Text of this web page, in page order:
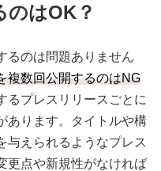
サービスリリース決定
のはOK？
るのは問題ありません
複数回公開するのはNG
るプレスリリースごとに
あります。タイトルや構
与えられるようなプレス
更点や新規性がなければ